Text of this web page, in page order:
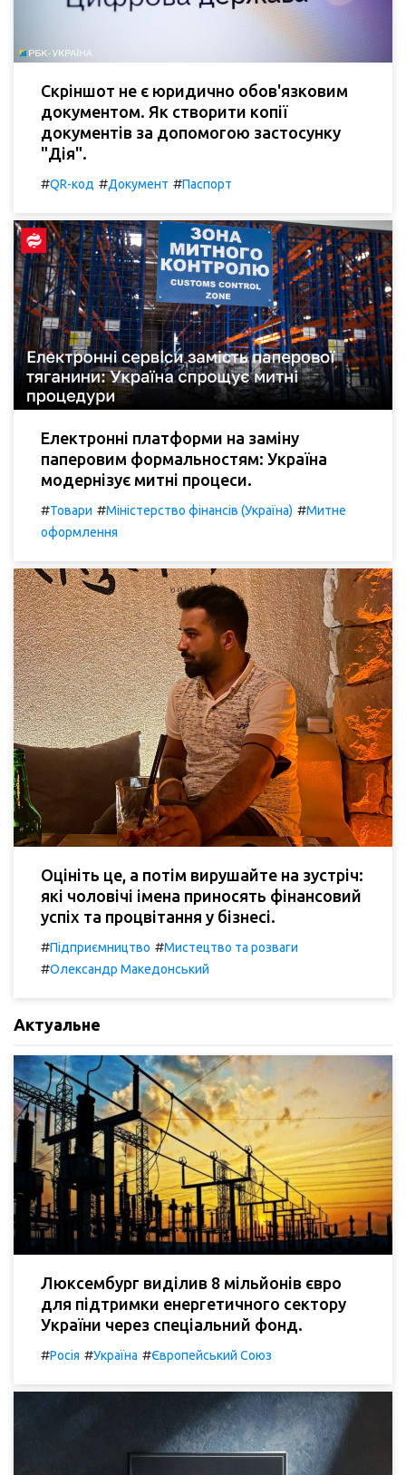
Скріншот не є юридично обов'язковим
документом. Як створити копії
документів за допомогою застосунку
"Дія".
#QR-код #Документ #Паспорт
Електронні платформи на заміну
паперовим формальностям: Україна
модернізує митні процеси.
#Товари #Міністерство фінансів (Україна) #Митне
оформлення
Оцініть це, а потім вирушайте на зустріч:
які чоловічі імена приносять фінансовий
успіх та процвітання у бізнесі.
#Підприємництво #Мистецтво та розваги
#Олександр Македонський
Актуальне
Люксембург виділив 8 мільйонів євро
для підтримки енергетичного сектору
України через спеціальний фонд.
#Росія #Україна #Європейський Союз